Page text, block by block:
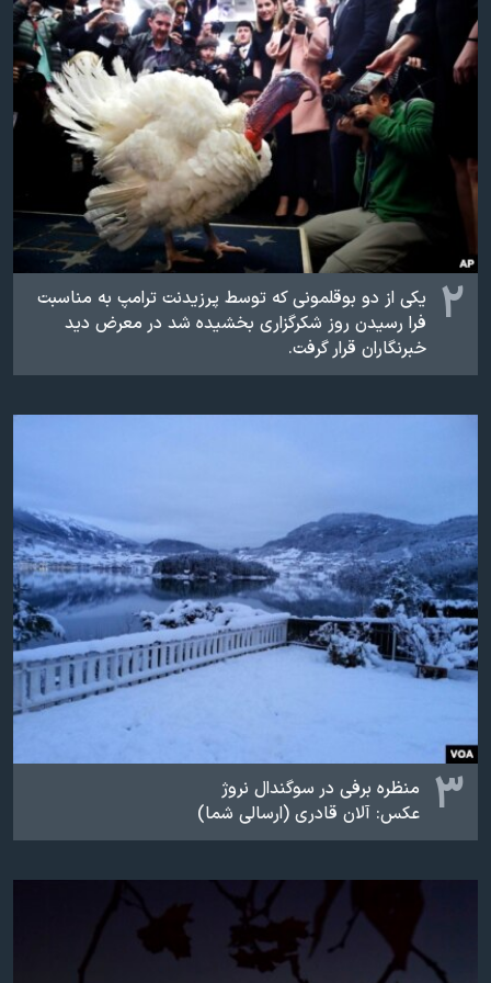
نرگس محمدی برنده جایزه نوبل صلح
همایش محافظه‌کاران آمریکا «سی‌پک»
صفحه‌های ویژه
سفر پرزیدنت ترامپ به چین
۲
یکی از دو بوقلمونی که توسط پرزیدنت ترامپ به مناسبت
فرا رسیدن روز شکرگزاری بخشیده شد در معرض دید
خبرنگاران قرار گرفت.
۳
منظره برفی در سوگندال نروژ
عکس: آلان قادری (ارسالی شما)